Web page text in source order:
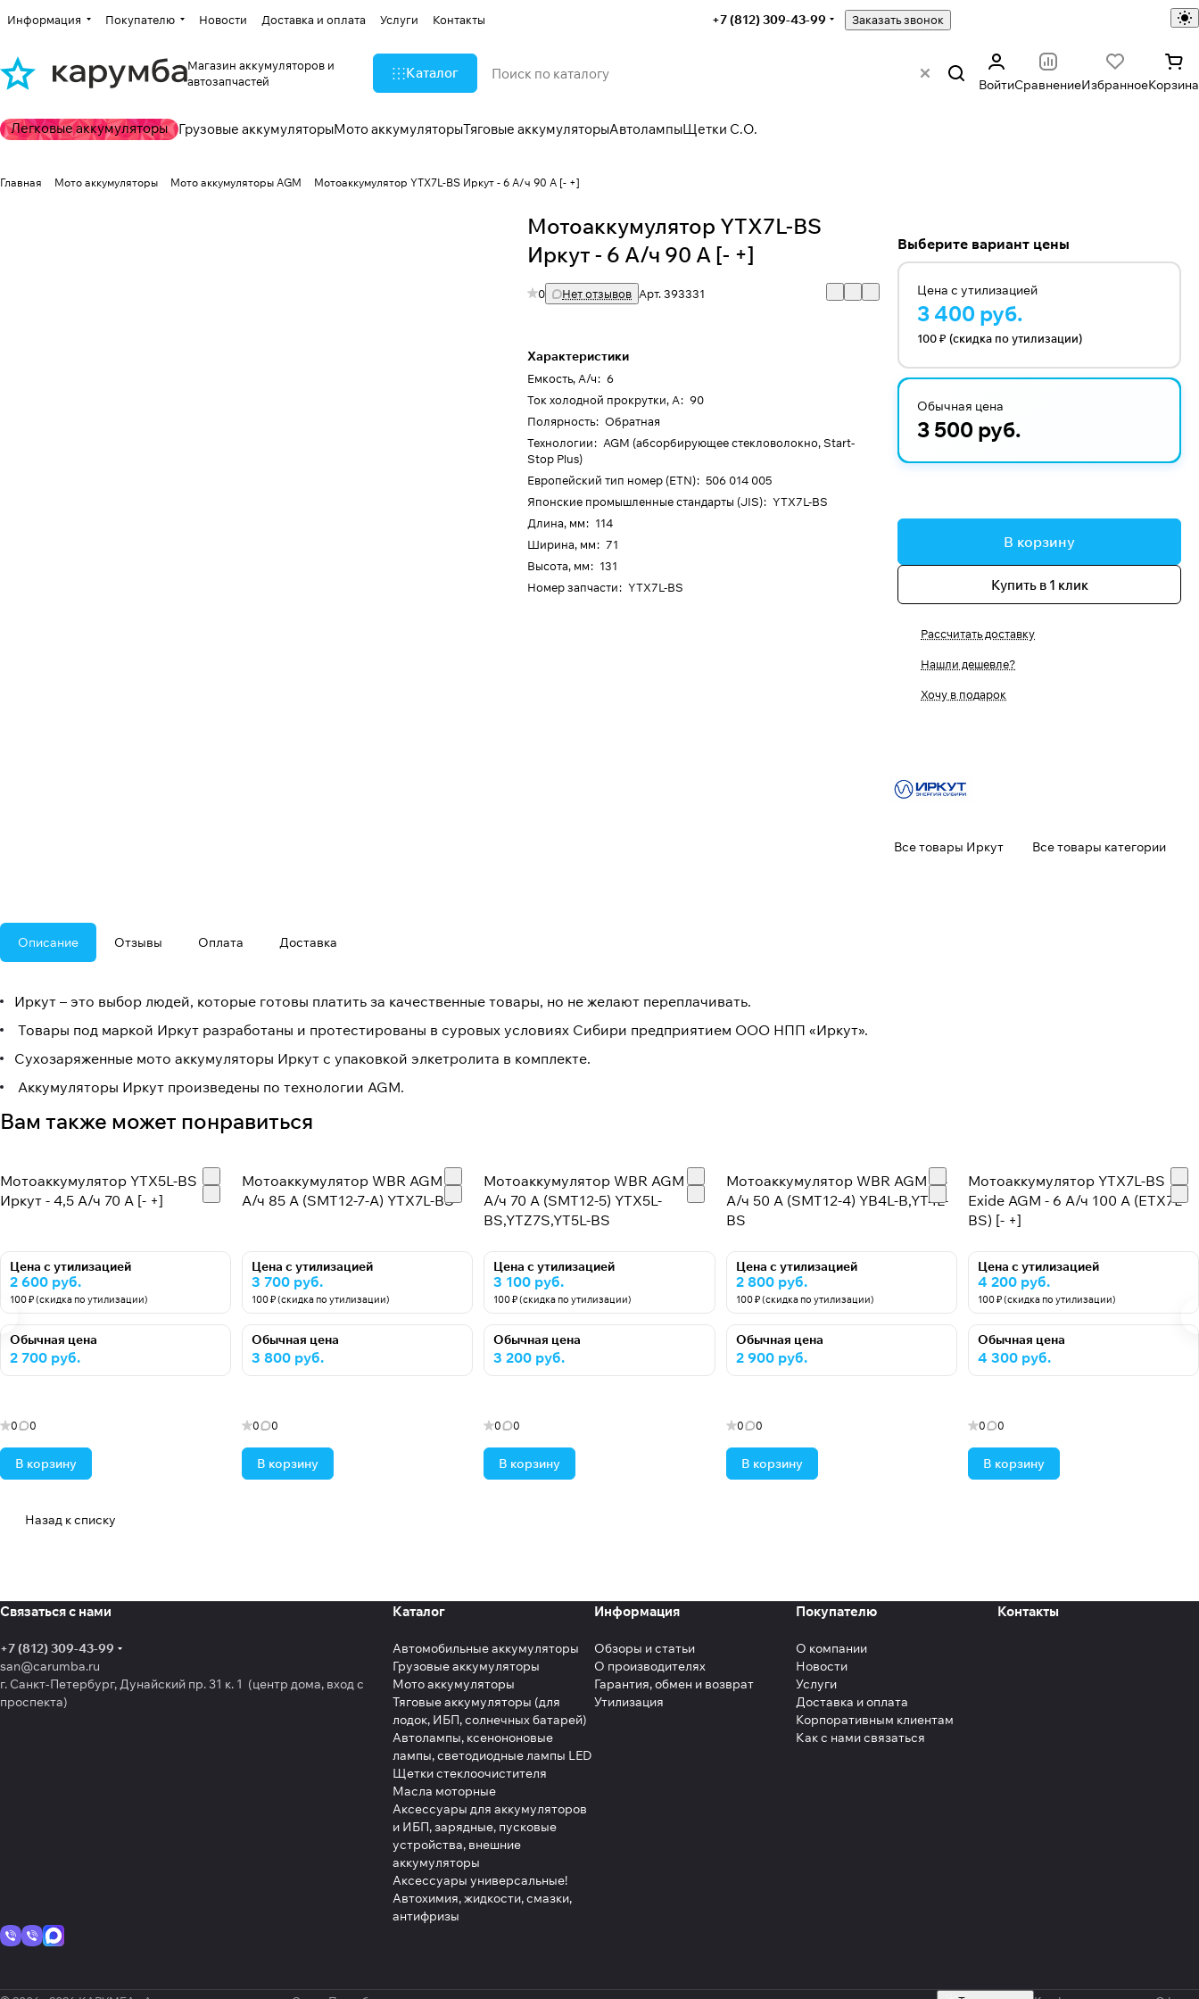
Информация Покупателю Новости Доставка и оплата Услуги Контакты +7 (812) 309-43-99 Заказать звонок
Магазин аккумуляторов и
автозапчастей
Каталог
ВойтиСравнениеИзбранноеКорзина
Легковые аккумуляторы Грузовые аккумуляторыМото аккумуляторыТяговые аккумуляторыАвтолампыЩетки С.О.
Главная Мото аккумуляторы Мото аккумуляторы AGM Мотоаккумулятор YTX7L-BS Иркут - 6 А/ч 90 A [- +]
Мотоаккумулятор YTX7L-BS
Иркут - 6 А/ч 90 A [- +]
0 Нет отзывов Арт.393331
Характеристики
Емкость, А/ч: 6
Ток холодной прокрутки, А: 90
Полярность: Обратная
Технологии: AGM (абсорбирующее стекловолокно, Start-
Stop Plus)
Европейский тип номер (ETN): 506 014 005
Японские промышленные стандарты (JIS): YTX7L-BS
Длина, мм: 114
Ширина, мм: 71
Высота, мм: 131
Номер запчасти: YTX7L-BS
Выберите вариант цены
Цена с утилизацией
3 400 руб.
100 ₽ (скидка по утилизации)
Обычная цена
3 500 руб.
В корзину
Купить в 1 клик
Рассчитать доставку
Нашли дешевле?
Хочу в подарок
Все товары Иркут Все товары категории
Описание Отзывы Оплата Доставка
Иркут – это выбор людей, которые готовы платить за качественные товары, но не желают переплачивать.
Товары под маркой Иркут разработаны и протестированы в суровых условиях Сибири предприятием ООО НПП «Иркут».
Сухозаряженные мото аккумуляторы Иркут с упаковкой элкетролита в комплекте.
Аккумуляторы Иркут произведены по технологии AGM.
Вам также может понравиться
Мотоаккумулятор YTX5L-BS
Иркут - 4,5 А/ч 70 A [- +]
Цена с утилизацией
2 600 руб.
100 ₽ (скидка по утилизации)
Обычная цена
2 700 руб.
0 0
В корзину
Мотоаккумулятор WBR AGM - 7
А/ч 85 А (SMT12-7-A) YTX7L-BS
Цена с утилизацией
3 700 руб.
100 ₽ (скидка по утилизации)
Обычная цена
3 800 руб.
0 0
В корзину
Мотоаккумулятор WBR AGM - 5
А/ч 70 А (SMT12-5) YTX5L-
BS,YTZ7S,YT5L-BS
Цена с утилизацией
3 100 руб.
100 ₽ (скидка по утилизации)
Обычная цена
3 200 руб.
0 0
В корзину
Мотоаккумулятор WBR AGM - 4
А/ч 50 А (SMT12-4) YB4L-B,YT4L-
BS
Цена с утилизацией
2 800 руб.
100 ₽ (скидка по утилизации)
Обычная цена
2 900 руб.
0 0
В корзину
Мотоаккумулятор YTX7L-BS
Exide AGM - 6 А/ч 100 А (ETX7L-
BS) [- +]
Цена с утилизацией
4 200 руб.
100 ₽ (скидка по утилизации)
Обычная цена
4 300 руб.
0 0
В корзину
Назад к списку
Связаться с нами
+7 (812) 309-43-99
san@carumba.ru
г. Санкт-Петербург, Дунайский пр. 31 к. 1 (центр дома, вход с
проспекта)
Каталог
Автомобильные аккумуляторы
Грузовые аккумуляторы
Мото аккумуляторы
Тяговые аккумуляторы (для
лодок, ИБП, солнечных батарей)
Автолампы, ксенононовые
лампы, светодиодные лампы LED
Щетки стеклоочистителя
Масла моторные
Аксессуары для аккумуляторов
и ИБП, зарядные, пусковые
устройства, внешние
аккумуляторы
Аксессуары универсальные!
Автохимия, жидкости, смазки,
антифризы
Информация
Обзоры и статьи
О производителях
Гарантия, обмен и возврат
Утилизация
Покупателю
О компании
Новости
Услуги
Доставка и оплата
Корпоративным клиентам
Как с нами связаться
Контакты